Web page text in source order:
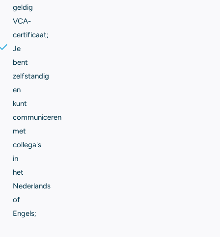
geldig
VCA-
certificaat;
Je
bent
zelfstandig
en
kunt
communiceren
met
collega's
in
het
Nederlands
of
Engels;